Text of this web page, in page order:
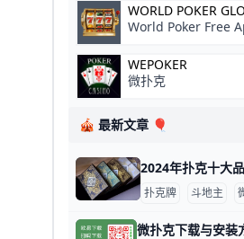
WORLD POKER
World Poker Free
WEPOKER
微扑克
🎪 最新文章 🎈
扑克牌 斗地主